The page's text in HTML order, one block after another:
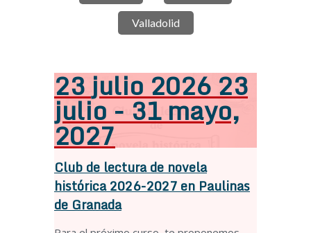
Valladolid
23julio202623
julio - 31 mayo,
2027
Club de lectura de novela
histórica 2026-2027 en Paulinas
de Granada